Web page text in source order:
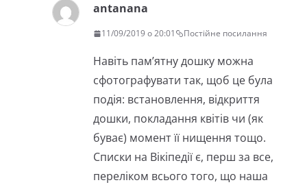
antanana
11/09/2019 о 20:01 Постійне посилання
Навіть пам’ятну дошку можна
сфотографувати так, щоб це була
подія: встановлення, відкриття
дошки, покладання квітів чи (як
буває) момент її нищення тощо.
Списки на Вікіпедії є, перш за все,
переліком всього того, що наша